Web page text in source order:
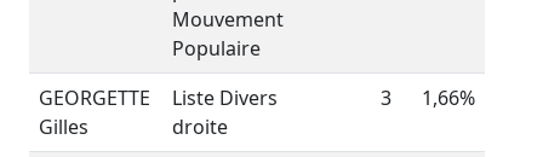
Mouvement
Populaire
GEORGETTE
Gilles
Liste Divers
droite
3 1,66%